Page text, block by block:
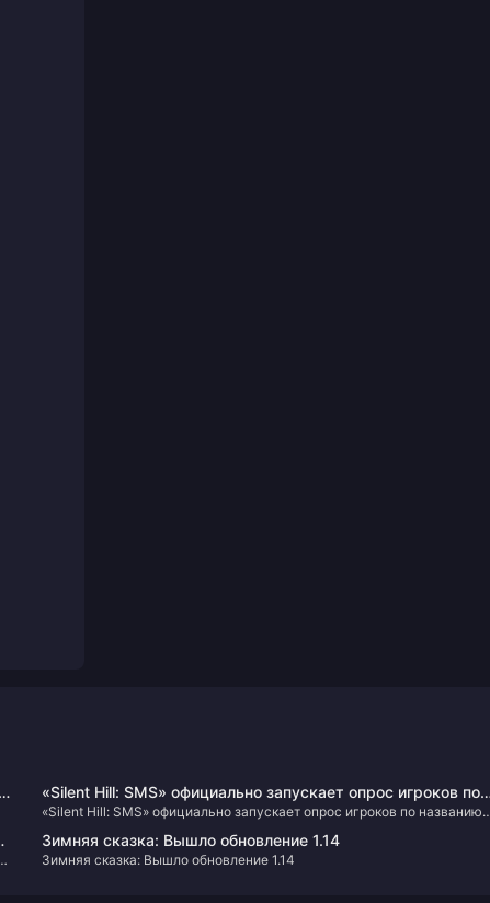
«Silent Hill: SMS» официально запускает опрос игроков по
названию монстров
«Silent Hill: SMS» официально запускает опрос игроков по названию
Зимняя сказка: Вышло обновление 1.14
Зимняя сказка: Вышло обновление 1.14